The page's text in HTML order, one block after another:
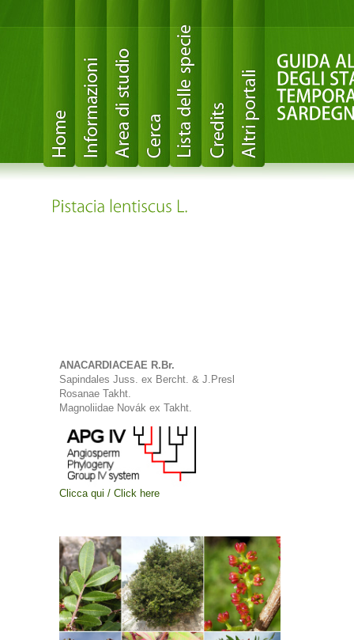
ANACARDIACEAE R.Br.
Sapindales Juss. ex Bercht. & J.Presl
Rosanae Takht.
Magnoliidae Novák ex Takht.
Clicca qui / Click here